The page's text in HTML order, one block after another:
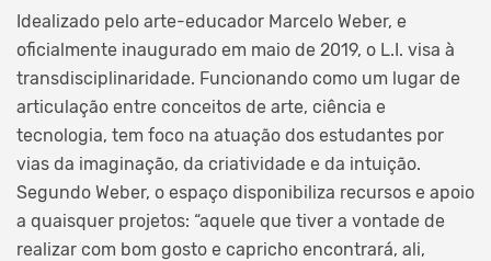
Idealizado pelo arte-educador Marcelo Weber, e
oficialmente inaugurado em maio de 2019, o L.I. visa à
transdisciplinaridade. Funcionando como um lugar de
articulação entre conceitos de arte, ciência e
tecnologia, tem foco na atuação dos estudantes por
vias da imaginação, da criatividade e da intuição.
Segundo Weber, o espaço disponibiliza recursos e apoio
a quaisquer projetos: “aquele que tiver a vontade de
realizar com bom gosto e capricho encontrará, ali,